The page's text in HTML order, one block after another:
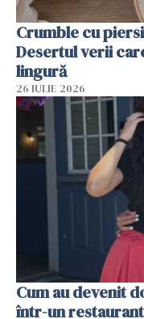
Crumble cu
Desertul verii
lingură
26 IULIE 2026
Cum au devenit
într-un restaurant